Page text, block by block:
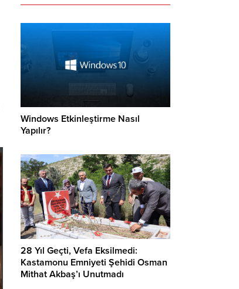
Windows Etkinleştirme Nasıl
Yapılır?
28 Yıl Geçti, Vefa Eksilmedi:
Kastamonu Emniyeti Şehidi Osman
Mithat Akbaş’ı Unutmadı